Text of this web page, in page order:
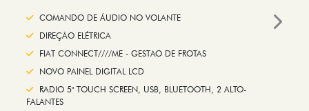
COMANDO DE ÁUDIO NO VOLANTE
DIREÇÃO ELÉTRICA
FIAT CONNECT////ME - GESTAO DE FROTAS
NOVO PAINEL DIGITAL LCD
RADIO 5" TOUCH SCREEN, USB, BLUETOOTH, 2 ALTO-
FALANTES
Next